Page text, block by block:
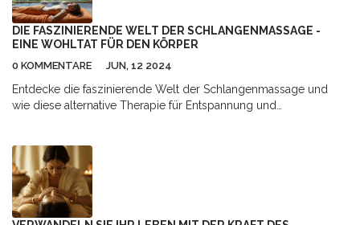
Entspannung werden könnte.
DIE FASZINIERENDE WELT DER SCHLANGENMASSAGE -
EINE WOHLTAT FÜR DEN KÖRPER
0 KOMMENTARE JUN, 12 2024
Entdecke die faszinierende Welt der Schlangenmassage und
wie diese alternative Therapie für Entspannung und
außergewöhnlichen Massageform. Hier findest du interessante
Fakten und nützliche Tipps, wie du die Schlangenmassage
erleben kannst.